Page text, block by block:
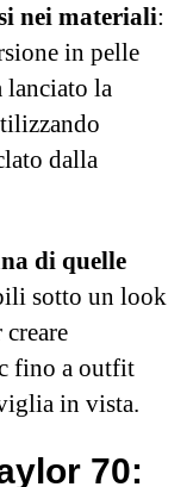
nei materiali:
in pelle
lanciato la
dalla
di quelle
sotto un look
creare
fino a outfit
in vista.
70: